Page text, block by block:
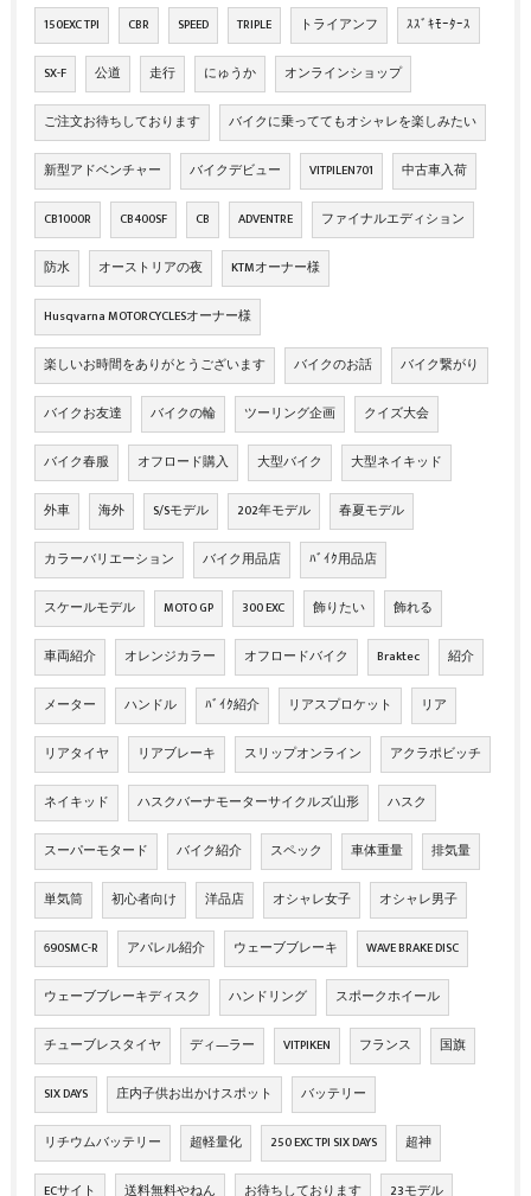
150EXC TPI CBR SPEED TRIPLE トライアンフ ｽｽﾞｷﾓｰﾀｰｽ
SX-F 公道 走行 にゅうか オンラインショップ
ご注文お待ちしております バイクに乗っててもオシャレを楽しみたい
新型アドベンチャー バイクデビュー VITPILEN701 中古車入荷
CB1000R CB400SF CB ADVENTRE ファイナルエディション
防水 オーストリアの夜 KTMオーナー様
Husqvarna MOTORCYCLESオーナー様
楽しいお時間をありがとうございます バイクのお話 バイク繋がり
バイクお友達 バイクの輪 ツーリング企画 クイズ大会
バイク春服 オフロード購入 大型バイク 大型ネイキッド
外車 海外 S/Sモデル 202年モデル 春夏モデル
カラーバリエーション バイク用品店 ﾊﾞｲｸ用品店
スケールモデル MOTO GP 300 EXC 飾りたい 飾れる
車両紹介 オレンジカラー オフロードバイク Braktec 紹介
メーター ハンドル ﾊﾞｲｸ紹介 リアスプロケット リア
リアタイヤ リアブレーキ スリップオンライン アクラポビッチ
ネイキッド ハスクバーナモーターサイクルズ山形 ハスク
スーパーモタード バイク紹介 スペック 車体重量 排気量
単気筒 初心者向け 洋品店 オシャレ女子 オシャレ男子
690SMC-R アパレル紹介 ウェーブブレーキ WAVE BRAKE DISC
ウェーブブレーキディスク ハンドリング スポークホイール
チューブレスタイヤ ディ―ラー VITPIKEN フランス 国旗
SIX DAYS 庄内子供お出かけスポット バッテリー
リチウムバッテリー 超軽量化 250 EXC TPI SIX DAYS 超神
ECサイト 送料無料やねん お待ちしております 23モデル